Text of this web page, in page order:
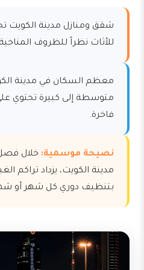
شقق ومنازل مدينة الكويت
للأثاث نظراً للظروف
معظم السكان في مدينة
متوسطة إلى كبيرة تحتوي
فاخرة.
نصيحة موسمية: خلال
مدينة الكويت، يزداد تراكم
بتنظيف دوري كل شهر أو